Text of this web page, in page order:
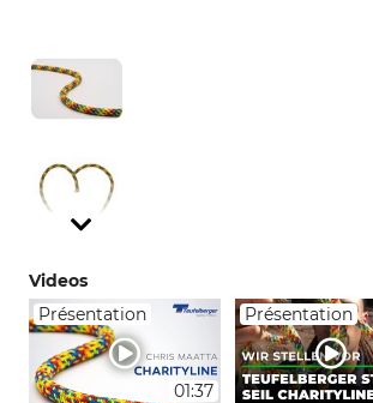
Videos
Présentation
01:37
Présentation